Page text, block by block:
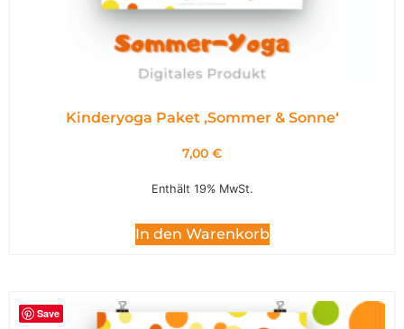
Kinderyoga Paket ,Sommer & Sonne‘
7,00 €
Enthält 19% MwSt.
In den Warenkorb
Save